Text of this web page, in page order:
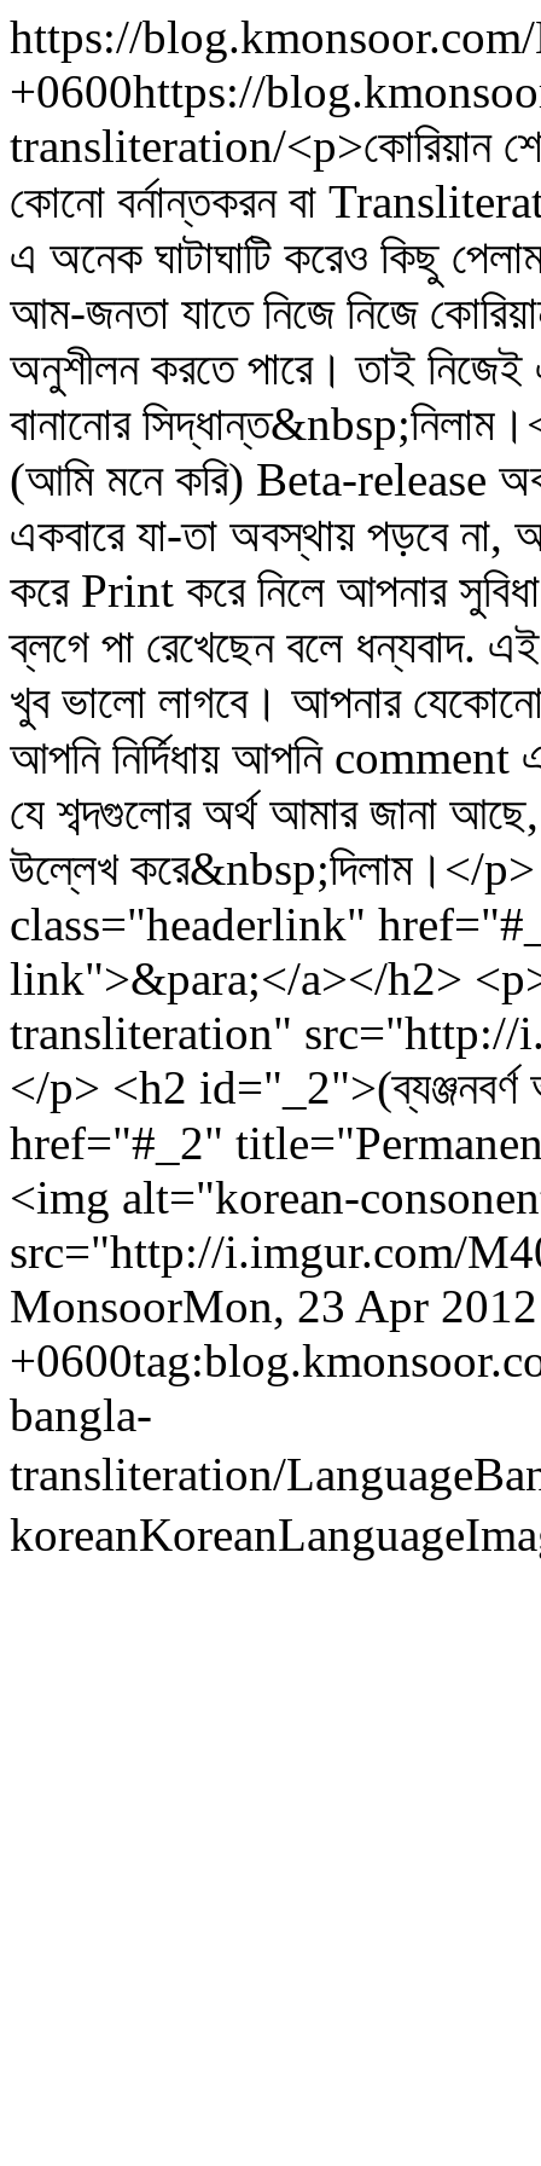
https://blog.kmonsoor.com/
+0600https://
transliteration/<p>কোরিয়ান
কোনো বর্নান্তকরন বা
এ অনেক ঘাটাঘাটি করেও কিছু
আম-জনতা যাতে নিজে নিজে
অনুশীলন করতে পারে। তাই
বানানোর
(আমি মনে করি) Beta-release
একবারে যা-তা অবস্থায় পড়বে
করে Print করে নিলে আপনার
ব্লগে পা রেখেছেন বলে ধন্যবাদ.
খুব ভালো লাগবে। আপনার যেকোনো
আপনি নির্দিধায় আপনি
যে শব্দগুলোর অর্থ আমার জানা
উল্লেখ করে&nbsp;দিলাম।</
class="headerlink"
link">&para;</a></h2>
transliteration"
</p> <h2
href="#_2"
<img alt="korean-
src="http://i.imgur.com/
MonsoorMon, 23 Apr
+0600
bangla-
transliteration/Language
koreanKoreanLanguage